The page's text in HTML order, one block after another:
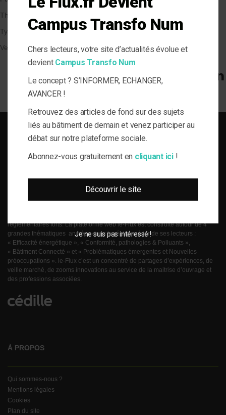
Thématique
Types de Bâtiment
Veille et solutions
réglementaires forts. La plateforme web le-Flux est construite autour de 4
grandes thématiques ancrées dans la réalité métier de ses lecteurs :
« Efficacité énergétique », « Conformité, pathologies & Polluants »,
« Bâtiment Connecté » et « Problématiques émergentes et Nouvelles
préoccupations ». le-Flux c’est un concentré de partages d’expériences, de
veille marché, de zooms innovations au service de la maitrise d’ouvrage et
des professions associées.
À PROPOS
Qui sommes-nous ?
Mentions légales
Cookies
Plan du site
Campus Transfo Num
Chers lecteurs, votre site d’actualités évolue et
devient Campus Transfo Num
Le concept ? S’INFORMER, ECHANGER,
AVANCER !
Retrouvez des articles de fond sur des sujets
liés au bâtiment de demain et venez participer au
débat sur notre plateforme sociale.
Abonnez-vous gratuitement en cliquant ici!
Découvrir le site
Je ne suis pas intéressé !